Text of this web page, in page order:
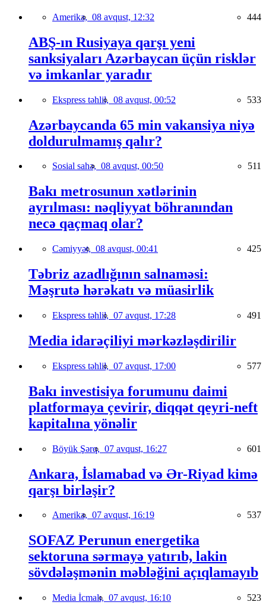
Amerika, 08 avqust, 12:32 444
ABŞ-ın Rusiyaya qarşı yeni
sanksiyaları Azərbaycan üçün risklər
və imkanlar yaradır
Ekspress təhlil, 08 avqust, 00:52 533
Azərbaycanda 65 min vakansiya niyə
doldurulmamış qalır?
Sosial sahə, 08 avqust, 00:50 511
Bakı metrosunun xətlərinin
ayrılması: nəqliyyat böhranından
necə qaçmaq olar?
Cəmiyyət, 08 avqust, 00:41 425
Təbriz azadlığının salnaməsi:
Məşrutə hərəkatı və müasirlik
Ekspress təhlil, 07 avqust, 17:28 491
Media idarəçiliyi mərkəzləşdirilir
Ekspress təhlil, 07 avqust, 17:00 577
Bakı investisiya forumunu daimi
platformaya çevirir, diqqət qeyri-neft
kapitalına yönəlir
Böyük Şərq, 07 avqust, 16:27 601
Ankara, İslamabad və Ər-Riyad kimə
qarşı birləşir?
Amerika, 07 avqust, 16:19 537
SOFAZ Perunun energetika
sektoruna sərmayə yatırıb, lakin
sövdələşmənin məbləğini açıqlamayıb
Media İcmalı, 07 avqust, 16:10 523